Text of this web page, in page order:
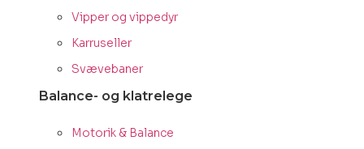
Vipper og vippedyr
Karruseller
Svævebaner
Balance- og klatrelege
Motorik & Balance